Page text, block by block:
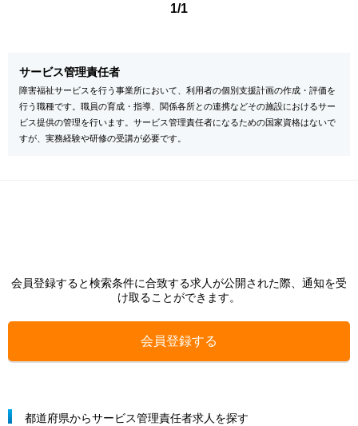
1/1
サービス管理責任者
障害福祉サービスを行う事業所において、利用者の個別支援計画の作成・評価を
行う職種です。職員の育成・指導、関係各所との連携などその施設におけるサー
ビス提供の管理を行います。サービス管理責任者になるための国家資格はないで
すが、実務経験や研修の受講が必要です。
会員登録すると検索条件に合致する求人が公開された際、通知を受
け取ることができます。
会員登録する
都道府県からサービス管理責任者求人を探す